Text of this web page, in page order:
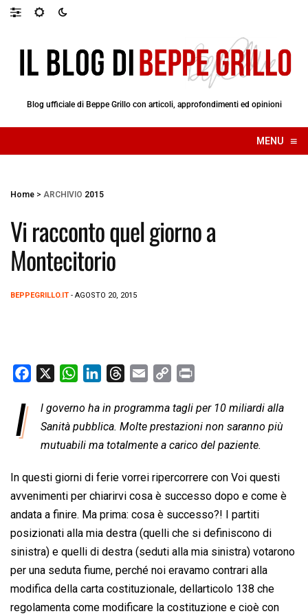
Blog ufficiale di Beppe Grillo con articoli, approfondimenti ed opinioni
MENU ≡
☰
Home > ARCHIVIO 2015
Vi racconto quel giorno a
Montecitorio
BEPPEGRILLO.IT - AGOSTO 20, 2015
o
k
W
a
t
s
p
p
n
k
e
I
n
r
e
a
s
a
i
l
p
y
L
n
k
i
n
t
I
l governo ha in programma tagli per 10 miliardi alla
Sanità pubblica. Molte prestazioni non saranno più
mutuabili ma totalmente a carico del paziente.
In questi giorni di ferie vorrei ripercorrere con Voi questi
avvenimenti per chiarirvi cosa è successo dopo e come è
andata a finire. Ma prima: cosa è successo?! I partiti
posizionati alla mia destra (quelli che si definiscono di
sinistra) e quelli di destra (seduti alla mia sinistra) votarono
per una seduta fiume, perché noi eravamo contrari alla
modifica della carta costituzionale, dellarticolo 138 che
regolamenta come modificare la costituzione e cioè con